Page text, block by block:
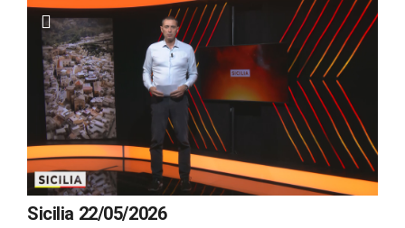
Sicilia 22/05/2026